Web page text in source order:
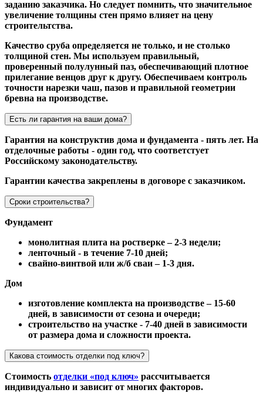
заданию заказчика. Но следует помнить, что значительное
увеличение толщины стен прямо влияет на цену
строительтства.
Качество сруба определяется не только, и не столько
толщиной стен. Мы используем правильный,
проверенный полулунный паз, обеспечивающий плотное
прилегание венцов друг к другу. Обеспечиваем контроль
точности нарезки чаш, пазов и правильной геометрии
бревна на производстве.
Есть ли гарантия на ваши дома?
Гарантия на конструктив дома и фундамента - пять лет. На
отделочные работы - один год, что соответстует
Российскому законодательству.
Гарантии качества закреплены в договоре с заказчиком.
Сроки строительства?
Фундамент
монолитная плита на ростверке – 2-3 недели;
ленточный - в течение 7-10 дней;
свайно-винтвой или ж/б сваи – 1-3 дня.
Дом
изготовление комплекта на производстве – 15-60
дней, в зависимости от сезона и очереди;
строительство на участке - 7-40 дней в зависимости
от размера дома и сложности проекта.
Какова стоимость отделки под ключ?
Стоимость отделки «под ключ» рассчитывается
индивидуально и зависит от многих факторов.